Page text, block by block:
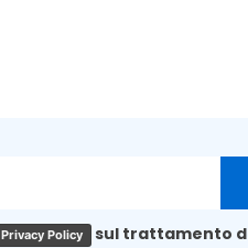
Privacy Policy
sul trattamento